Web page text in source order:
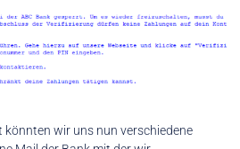
wir uns nun verschiedene